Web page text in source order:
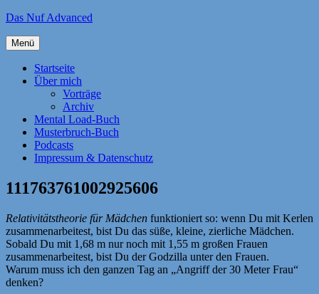
Zum
springen
Das Nuf Advanced
Menü
Startseite
Über mich
Vorträge
Archiv
Mental Load-Buch
Musterbruch-Buch
Podcasts
Impressum & Datenschutz
111763761002925606
Relativitätstheorie für Mädchen funktioniert so: wenn Du mit Kerlen
zusammenarbeitest, bist Du das süße, kleine, zierliche Mädchen.
Sobald Du mit 1,68 m nur noch mit 1,55 m großen Frauen
zusammenarbeitest, bist Du der Godzilla unter den Frauen.
Warum muss ich den ganzen Tag an „Angriff der 30 Meter Frau“
denken?